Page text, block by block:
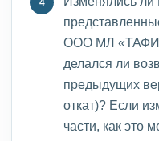
ООО МЛ «ТАФИ-
делался ли
предыдущих
откат)? Если
части, как это